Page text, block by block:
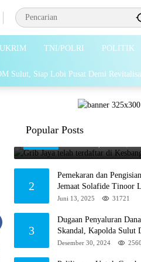
TNI/POLRI POLITIK
Sulut, Siap Lobi Pusat Demi
Popular Posts
1
Kesbangpol Lampung
2
Pemekaran dan
Jemaat Solafide Tinoor
2021, Toreh : Ini
Juni 13, 2025 31721
3
Dugaan Penyaluran
Skandal, Kapolda Sulut
Hal ini
Desember 30, 2024